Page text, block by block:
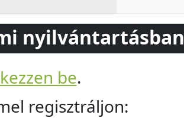
nyilvántartásban
be.
regisztráljon: